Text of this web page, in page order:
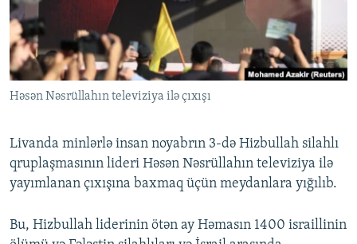
İNFOQRAFIKA
KARIKATURA
AZƏRBAYCAN ƏDƏBIYYATI KITABXANASI
İSLAM VƏ DEMOKRATIYA
İZ - MƏDƏNIYYƏT PROQRAMI
MISSIYAMIZ
PEŞƏ ETIKASI VƏ JURNALISTIKA STANDARTLARIMIZ
MATERIALLARIMIZDAN ISTIFADƏ
AZADLIQRADIOSU MOBIL TELEFONUNUZDA
XƏBƏR BÜLLETENLƏRIMIZ
BIZI IZLƏ
RFE/RL-in bütün saytları
Həsən Nəsrüllahın televiziya ilə çıxışı
Livanda minlərlə insan noyabrın 3-də Hizbullah silahlı
qruplaşmasının lideri Həsən Nəsrüllahın televiziya ilə
yayımlanan çıxışına baxmaq üçün meydanlara yığılıb.
Bu, Hizbullah liderinin ötən ay Həmasın 1400 israillinin